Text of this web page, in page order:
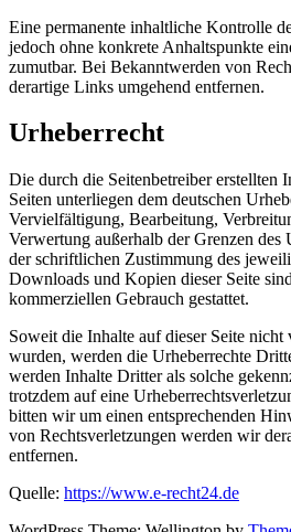
Eine permanente inhaltliche Kontrolle
jedoch ohne konkrete Anhaltspunkte
zumutbar. Bei Bekanntwerden von
derartige Links umgehend entfernen.
Urheberrecht
Die durch die Seitenbetreiber erstellten
Seiten unterliegen dem deutschen
Vervielfältigung, Bearbeitung,
Verwertung außerhalb der Grenzen des
der schriftlichen Zustimmung des
Downloads und Kopien dieser Seite
kommerziellen Gebrauch gestattet.
Soweit die Inhalte auf dieser Seite nicht
wurden, werden die Urheberrechte
werden Inhalte Dritter als solche
trotzdem auf eine
bitten wir um einen entsprechenden
von Rechtsverletzungen werden wir
entfernen.
Quelle: https://www.e-recht24.de